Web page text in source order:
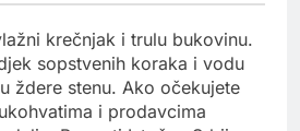
krečnjak i trulu bukovinu.
sopstvenih koraka i vodu
ždere stenu. Ako očekujete
i prodavcima